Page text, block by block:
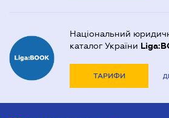
Національний
каталог України
ТАРИФИ